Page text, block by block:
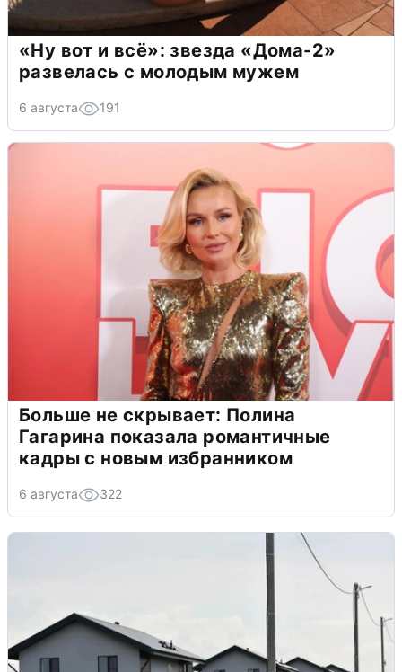
«Ну вот и всё»: звезда «Дома-2»
развелась с молодым мужем
6 августа 191
Больше не скрывает: Полина
Гагарина показала романтичные
кадры с новым избранником
6 августа 322